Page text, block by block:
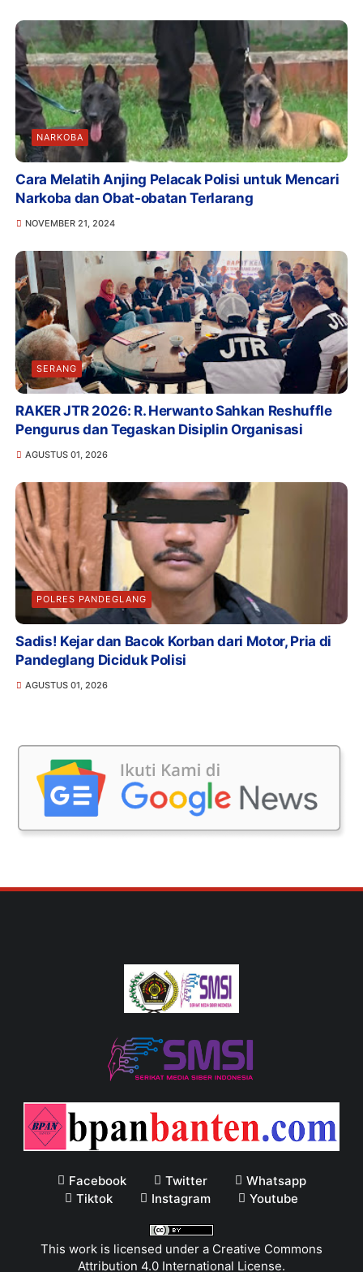
NARKOBA
Cara Melatih Anjing Pelacak Polisi untuk Mencari
Narkoba dan Obat-obatan Terlarang
NOVEMBER 21, 2024
SERANG
RAKER JTR 2026: R. Herwanto Sahkan Reshuffle
Pengurus dan Tegaskan Disiplin Organisasi
AGUSTUS 01, 2026
POLRES PANDEGLANG
Sadis! Kejar dan Bacok Korban dari Motor, Pria di
Pandeglang Diciduk Polisi
AGUSTUS 01, 2026
Facebook Twitter
Whatsapp
Tiktok
Instagram Youtube
This work is licensed under a Creative Commons
Attribution 4.0 International License.